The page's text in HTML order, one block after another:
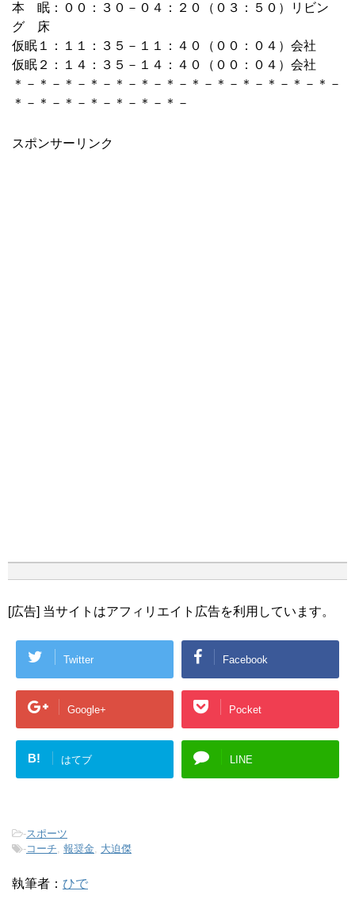
本 眠：００：３０－０４：２０（０３：５０）リビン
グ 床
仮眠１：１１：３５－１１：４０（００：０４）会社
仮眠２：１４：３５－１４：４０（００：０４）会社
＊－＊－＊－＊－＊－＊－＊－＊－＊－＊－＊－＊－＊－
＊－＊－＊－＊－＊－＊－＊－
スポンサーリンク
[広告] 当サイトはアフィリエイト広告を利用しています。
Twitter Facebook
Google+ Pocket
B! はてブ LINE
-スポーツ
-コーチ, 報奨金, 大迫傑
執筆者： ひで